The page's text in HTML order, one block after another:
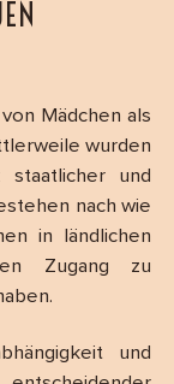
Mädchen als
wurden
und
nach wie
in ländlichen
Zugang zu
und